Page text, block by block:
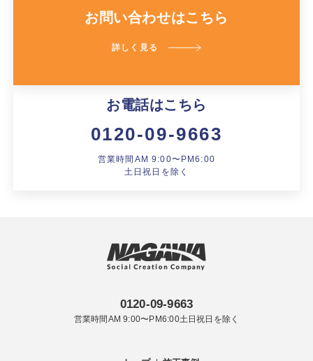
お問い合わせはこちら
詳しく見る
お電話はこちら
0120-09-9663
営業時間AM 9:00〜PM6:00
土日祝日を除く
0120-09-9663
営業時間AM 9:00〜PM6:00土日祝日を除く